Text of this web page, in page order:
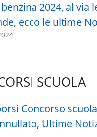
2024, al via
ecco le ultime
SCUOLA